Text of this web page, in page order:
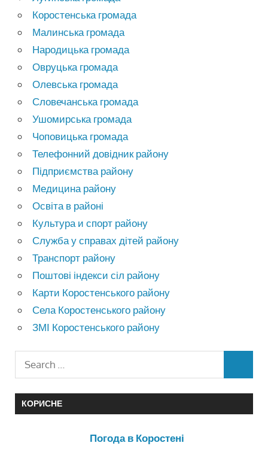
Коростенська громада
Малинська громада
Народицька громада
Овруцька громада
Олевська громада
Словечанська громада
Ушомирська громада
Чоповицька громада
Телефонний довідник району
Підприємства району
Медицина району
Освіта в районі
Культура и спорт району
Служба у справах дітей району
Транспорт району
Поштові індекси сіл району
Карти Коростенського району
Села Коростенського району
ЗМІ Коростенського району
КОРИСНЕ
Погода в Коростені